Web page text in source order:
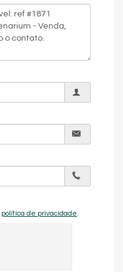
política de privacidade.